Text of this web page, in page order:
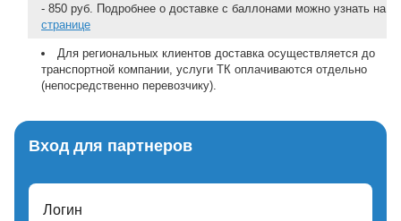
- 850 руб. Подробнее о доставке с баллонами можно узнать на
странице
Для региональных клиентов доставка осуществляется до
транспортной компании, услуги ТК оплачиваются отдельно
(непосредственно перевозчику).
Вход для партнеров
Логин